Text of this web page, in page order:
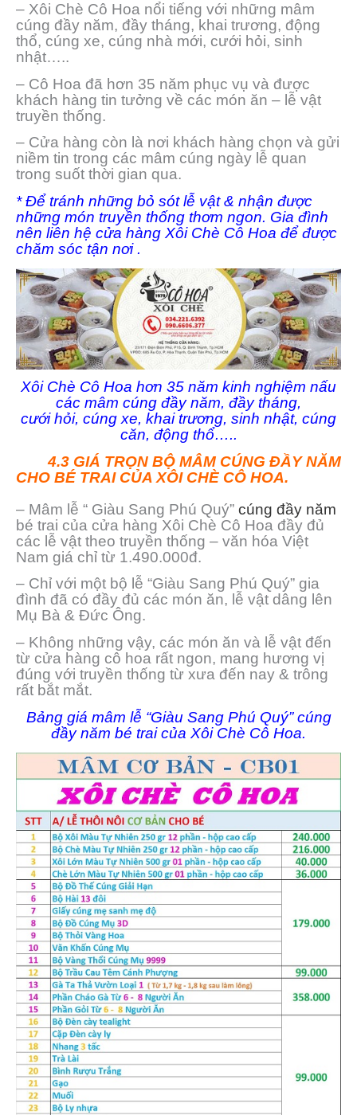
– Xôi Chè Cô Hoa nổi tiếng với những mâm
cúng đầy năm, đầy tháng, khai trương, động
thổ, cúng xe, cúng nhà mới, cưới hỏi, sinh
nhật…..
– Cô Hoa đã hơn 35 năm phục vụ và được
khách hàng tin tưởng về các món ăn – lễ vật
truyền thống.
– Cửa hàng còn là nơi khách hàng chọn và gửi
niềm tin trong các mâm cúng ngày lễ quan
trong suốt thời gian qua.
* Để tránh những bỏ sót lễ vật & nhận được
những món truyền thống thơm ngon. Gia đình
nên liên hệ cửa hàng Xôi Chè Cô Hoa để được
chăm sóc tận nơi .
Xôi Chè Cô Hoa hơn 35 năm kinh nghiệm nấu
các mâm cúng đầy năm, đầy tháng,
cưới hỏi, cúng xe, khai trương, sinh nhật, cúng
căn, động thổ…..
4.3 GIÁ TRỌN BỘ MÂM CÚNG ĐẦY NĂM
CHO BÉ TRAI CỦA XÔI CHÈ CÔ HOA.
– Mâm lễ “ Giàu Sang Phú Quý” cúng đầy năm
bé trai của cửa hàng Xôi Chè Cô Hoa đầy đủ
các lễ vật theo truyền thống – văn hóa Việt
Nam giá chỉ từ 1.490.000đ.
– Chỉ với một bộ lễ “Giàu Sang Phú Quý” gia
đình đã có đầy đủ các món ăn, lễ vật dâng lên
Mụ Bà & Đức Ông.
– Không những vậy, các món ăn và lễ vật đến
từ cửa hàng cô hoa rất ngon, mang hương vị
đúng với truyền thống từ xưa đến nay & trông
rất bắt mắt.
Bảng giá mâm lễ “Giàu Sang Phú Quý” cúng
đầy năm bé trai của Xôi Chè Cô Hoa.